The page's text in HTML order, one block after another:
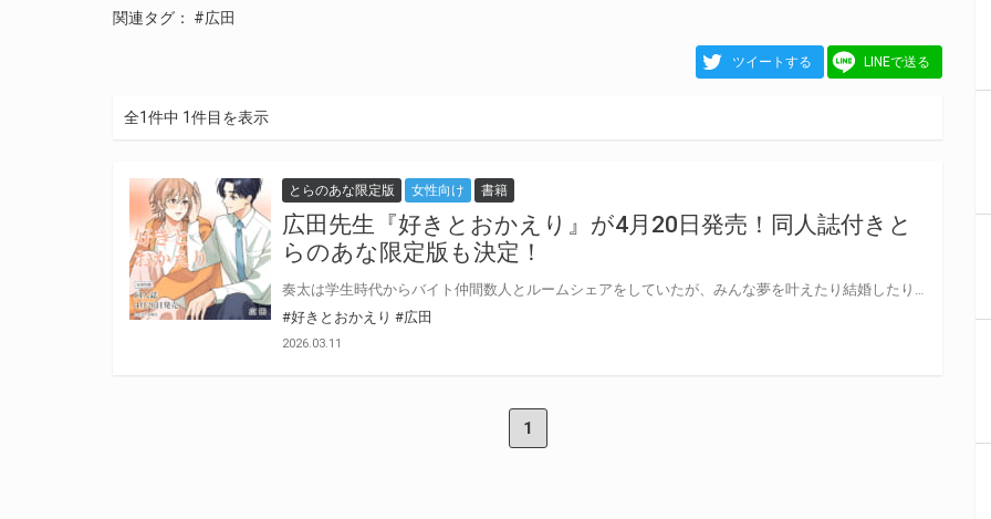
関連タグ： #広田
ツイートする LINEで送る
全1件中 1件目を表示
とらのあな限定版 女性向け 書籍
広田先生『好きとおかえり』が4月20日発売！同人誌付きと
らのあな限定版も決定！
#好きとおかえり #広田
2026.03.11
1